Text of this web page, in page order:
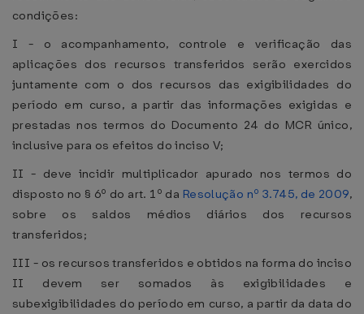
condições:
I - o acompanhamento, controle e verificação das
aplicações dos recursos transferidos serão exercidos
juntamente com o dos recursos das exigibilidades do
período em curso, a partir das informações exigidas e
prestadas nos termos do Documento 24 do MCR único,
inclusive para os efeitos do inciso V;
II - deve incidir multiplicador apurado nos termos do
disposto no § 6º do art. 1º da Resolução nº 3.745, de 2009,
sobre os saldos médios diários dos recursos
transferidos;
III - os recursos transferidos e obtidos na forma do inciso
II devem ser somados às exigibilidades e
subexigibilidades do período em curso, a partir da data do